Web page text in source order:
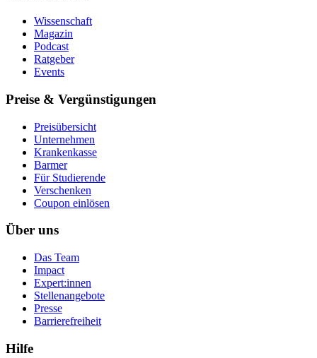
Wissenschaft
Magazin
Podcast
Ratgeber
Events
Preise & Vergünstigungen
Preisübersicht
Unternehmen
Krankenkasse
Barmer
Für Studierende
Ver­schen­ken
Coupon einlösen
Über uns
Das Team
Impact
Expert:innen
Stellenangebote
Presse
Barrierefreiheit
Hilfe